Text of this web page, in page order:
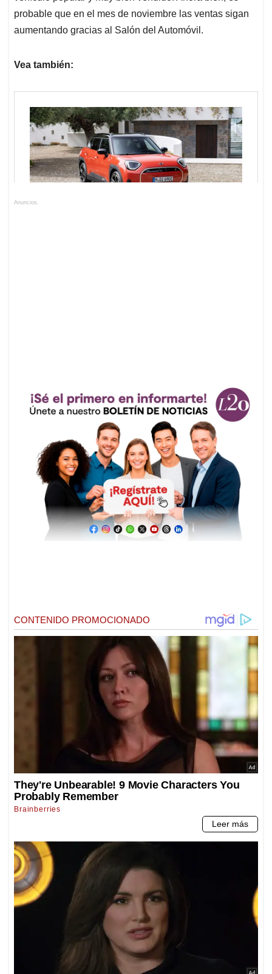
probable que en el mes de noviembre las ventas sigan
aumentando gracias al Salón del Automóvil.
Vea también:
Anuncios.